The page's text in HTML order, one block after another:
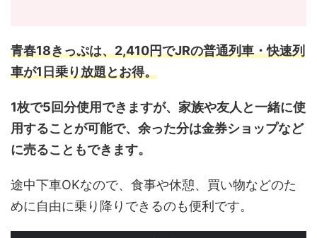
青春18きっぷは、2,410円でJRの普通列車・快速列
車が1日乗り放題とお得。
1枚で5回分使用できますが、家族や友人と一緒に使
用することが可能で、余った分は金券ショップなど
に売ることもできます。
途中下車OKなので、食事や休憩、買い物などのた
めに自由に乗り降りできるのも便利です。